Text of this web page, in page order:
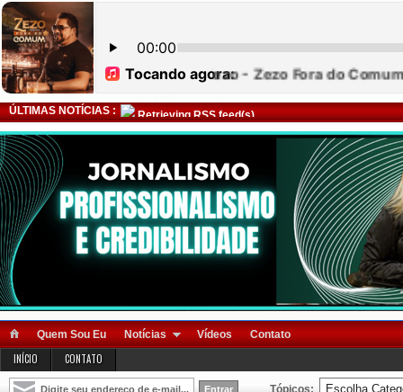
ÚLTIMAS NOTÍCIAS : Retrieving RSS feed(s)
Quem Sou Eu Notícias Vídeos Contato
INÍCIO CONTATO
Tópicos: